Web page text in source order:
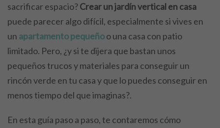
sacrificar espacio?Crear un jardín vertical en casa
puede parecer algo difícil, especialmente si vives en
un apartamento pequeñoo una casa con patio
limitado. Pero, ¿y si te dijera que bastan unos
pequeños trucos y materiales para conseguir un
rincón verde en tu casa y que lo puedes conseguir en
menos tiempo del que imaginas?.
En esta guía paso a paso, te contaremos cómo